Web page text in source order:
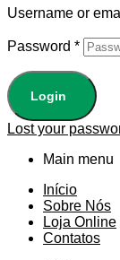
Username or
Password *
Login
Lost your
Main menu
Início
Sobre Nós
Loja Online
Contatos